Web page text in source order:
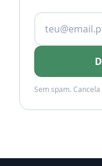
Sem spam.